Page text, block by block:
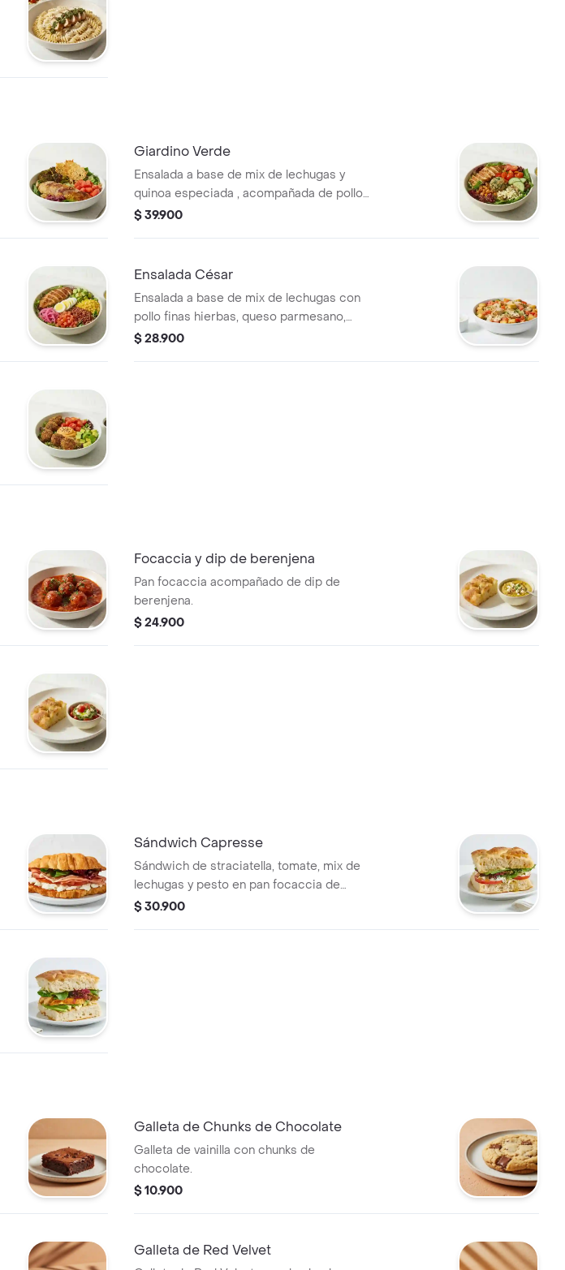
Giardino Verde
Ensalada a base de mix de lechugas y
quinoa especiada , acompañada de pollo
a la plancha, tomate cherry, queso feta,
Mediterránea.
$ 39.900
Ensalada César
Ensalada a base de mix de lechugas con
pollo finas hierbas, queso parmesano,
tomate, crutones y vinagreta a elección.
$ 28.900
Focaccia y dip de berenjena
Pan focaccia acompañado de dip de
berenjena.
$ 24.900
Sándwich Capresse
Sándwich de straciatella, tomate, mix de
lechugas y pesto en pan focaccia de
masa madre.
$ 30.900
Galleta de Chunks de Chocolate
Galleta de vainilla con chunks de
chocolate.
$ 10.900
Galleta de Red Velvet